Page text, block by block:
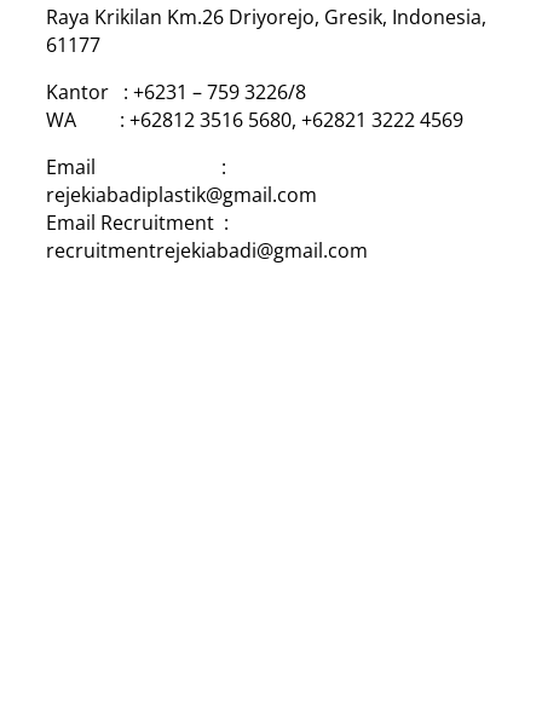
Raya Krikilan Km.26 Driyorejo, Gresik, Indonesia,
61177
Kantor : +6231 – 759 3226/8
WA : +62812 3516 5680, +62821 3222 4569
Email :
rejekiabadiplastik@gmail.com
Email Recruitment :
recruitmentrejekiabadi@gmail.com